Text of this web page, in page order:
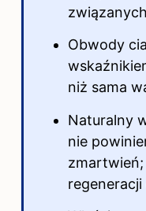
Obwody
niż sama
Naturalny
nie